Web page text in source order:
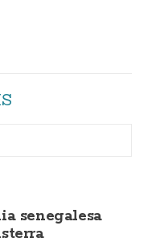
senegalesa